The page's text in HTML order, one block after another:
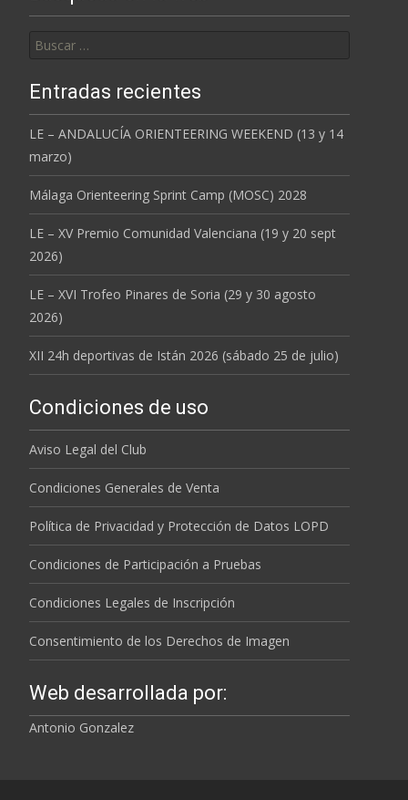
Entradas recientes
LE – ANDALUCÍA ORIENTEERING WEEKEND (13 y 14
marzo)
Málaga Orienteering Sprint Camp (MOSC) 2028
LE – XV Premio Comunidad Valenciana (19 y 20 sept
2026)
LE – XVI Trofeo Pinares de Soria (29 y 30 agosto
2026)
XII 24h deportivas de Istán 2026 (sábado 25 de julio)
Condiciones de uso
Aviso Legal del Club
Condiciones Generales de Venta
Política de Privacidad y Protección de Datos LOPD
Condiciones de Participación a Pruebas
Condiciones Legales de Inscripción
Consentimiento de los Derechos de Imagen
Web desarrollada por:
Antonio Gonzalez